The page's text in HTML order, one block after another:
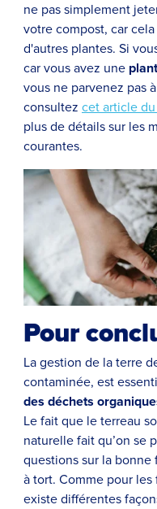
ne pas simplement
votre compost, car
d'autres plantes. Si
car vous avez une
vous ne parvenez pas
consultez cet article
plus de détails sur les
courantes.
Pour
La gestion de la terre
contaminée, est
des déchets
Le fait que le terreau
naturelle fait qu’on se
questions sur la bonne
à tort. Comme pour
existe différentes